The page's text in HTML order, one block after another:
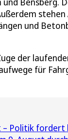
stehen
und
der
für
Politik fordert